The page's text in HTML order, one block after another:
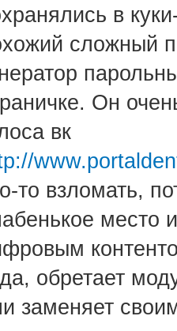
в
сложный
Он
вк
то взломать,
место
обретает
заменяет